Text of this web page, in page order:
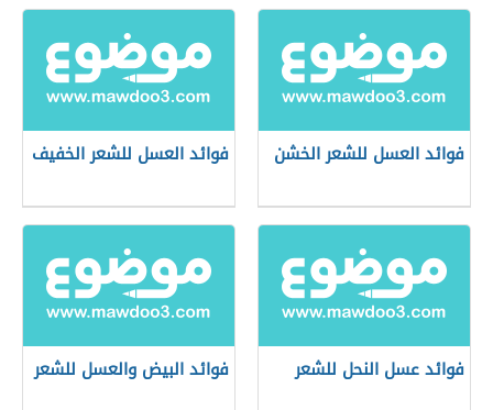
فوائد العسل للشعر الخشن فوائد العسل للشعر الخفيف
فوائد عسل النحل للشعر فوائد البيض والعسل للشعر